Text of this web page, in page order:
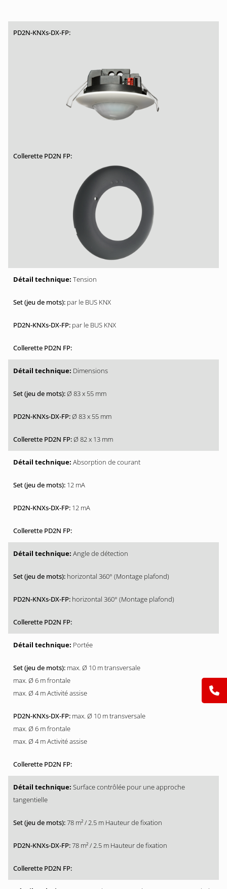
Tension
par le BUS KNX
par le BUS KNX
Dimensions
Ø 83 x 55 mm
Ø 83 x 55 mm
Ø 82 x 13 mm
Absorption de courant
12 mA
12 mA
Angle de détection
horizontal 360° (Montage plafond)
horizontal 360° (Montage plafond)
Portée
max. Ø 10 m transversale
max. Ø 6 m frontale
max. Ø 4 m Activité assise
max. Ø 10 m transversale
max. Ø 6 m frontale
max. Ø 4 m Activité assise
Surface contrôlée pour une approche
tangentielle
78 m² / 2.5 m Hauteur de fixation
78 m² / 2.5 m Hauteur de fixation